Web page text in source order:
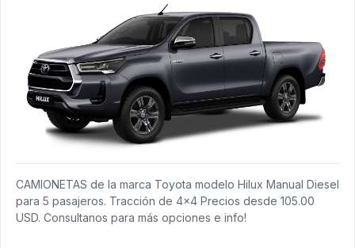
CAMIONETAS de la marca Toyota modelo Hilux Manual Diesel
para 5 pasajeros. Tracción de 4x4 Precios desde 105.00
USD. Consultanos para más opciones e info!